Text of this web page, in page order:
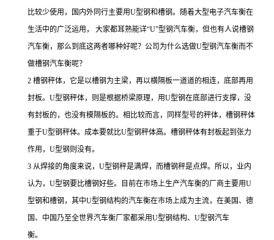
比较少使用，国内外同行主要用U型钢和槽钢。随着大型电子汽车衡在
生活中的广泛运用， 大家都耳熟能详“U”型钢汽车衡，但也有人说槽钢
汽车衡，那么到底这两者哪种好呢？公司为什么选做U型钢汽车衡而不
做槽钢汽车衡呢？
2 槽钢秤体，它是以槽钢为主梁，再以横隔板一道道的相连，底部再用
封板。U型钢秤体，则是根据桥梁原理，用U型钢在底部进行支撑，没
有封板的，也没有模隔板的。相比较而言，同样型号的秤体，槽钢秤体
重于U型钢秤体。成本要就比U型钢秤体高。槽钢秤体有封板起到张力
作用，U型钢则没有。
3 从焊接的角度来说，U型钢秤是满焊，而槽钢秤是点焊。所以，业内
认为，U型钢要比槽钢好些。目前在市场上生产汽车衡的厂商主要用U
型钢和槽钢，其中U型钢结构的汽车衡在市场上成为主流，在美国、德
国、中国乃至全世界汽车衡厂家都采用U型钢结构、U型钢汽车
衡。